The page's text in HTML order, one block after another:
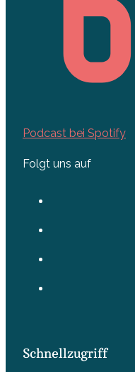
Podcast bei Spotify
Folgt uns auf
Schnellzugriff